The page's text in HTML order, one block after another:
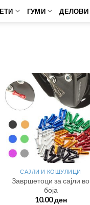
ГУМИ ДЕЛОВИ
САЈЛИ И КОШУЛИЦИ
Завршетоци за сајли во
боја
10.00ден